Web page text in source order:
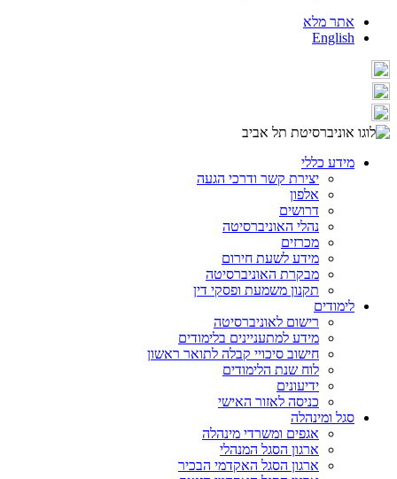
אתר מלא
English
מידע כללי
יצירת קשר ודרכי הגעה
אלפון
דרושים
נהלי האוניברסיטה
מכרזים
מידע לשעת חירום
מבקרת האוניברסיטה
תקנון משמעת ופסקי דין
לימודים
רישום לאוניברסיטה
מידע למתעניינים בלימודים
חישוב סיכויי קבלה לתואר ראשון
לוח שנת הלימודים
ידיעונים
כניסה לאזור האישי
סגל ומינהלה
אגפים ומשרדי מינהלה
ארגון הסגל המנהלי
ארגון הסגל האקדמי הבכיר